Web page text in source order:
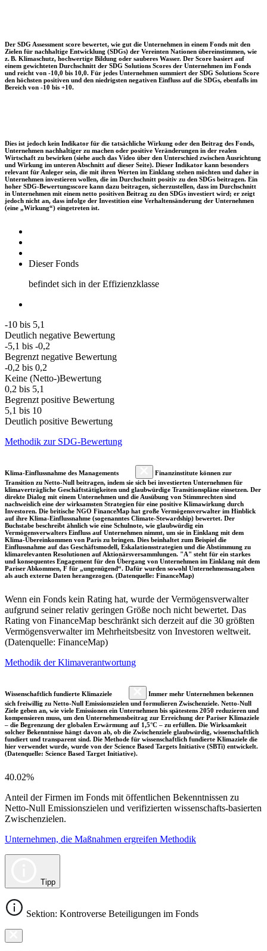
Der SDG Assessment score bewertet, wie gut die Unternehmen in einem Fonds mit den
Zielen für nachhaltige Entwicklung (SDGs) der Vereinten Nationen übereinstimmen, wie
z. B. Klimaschutz, hochwertige Bildung oder sauberes Wasser. Der Score basiert auf
einem gewichteten Durchschnitt der SDG Solutions Scores der Unternehmen im Fonds
und reicht von -10,0 bis 10,0. Für jedes Unternehmen summiert der SDG Solutions Score
den höchsten positiven und den niedrigsten negativen Einfluss auf die SDGs, ebenfalls im
Bereich von -10 bis +10.
Dies ist jedoch kein Indikator für die tatsächliche Wirkung oder den Beitrag des Fonds,
Unternehmen nachhaltiger zu machen oder positive Veränderungen in der realen
Wirtschaft zu bewirken (siehe auch das Video über den Unterschied zwischen Ausrichtung
und Wirkung im unteren Abschnitt auf dieser Seite). Dieser Indikator kann besonders
relevant für Anleger sein, die mit ihren Werten im Einklang stehen möchten und daher in
Unternehmen investieren wollen, die im Durchschnitt positiv zu den SDGs beitragen. Ein
hoher SDG-Bewertungsscore kann dazu beitragen, sicherzustellen, dass im Durchschnitt
in Unternehmen mit einem netto positiven Beitrag zu den SDGs investiert wird; er zeigt
jedoch nicht an, dass infolge der Investition eine Verhaltensänderung der Unternehmen
(eine „Wirkung“) eingetreten ist.
Dieser Fonds
befindet sich in der Effizienzklasse
-10 bis 5,1
Deutlich negative Bewertung
-5,1 bis -0,2
Begrenzt negative Bewertung
-0,2 bis 0,2
Keine (Netto-)Bewertung
0,2 bis 5,1
Begrenzt positive Bewertung
5,1 bis 10
Deutlich positive Bewertung
Methodik zur SDG-Bewertung
Klima-Einflussnahme des Managements
Finanzinstitute können zur
Transition zu Netto-Null beitragen, indem sie sich bei investierten Unternehmen für
klimaverträgliche Geschäftstätigkeiten und glaubwürdige Transitionspläne einsetzen. Der
direkte Dialog mit einem Unternehmen und die Ausübung von Stimmrechten sind
nachweislich eine der wirksamsten Strategien für eine positive Klimawirkung durch
Investoren. Die britische NGO FinanceMap hat große Vermögensverwalter im Hinblick
auf ihre Klima-Einflussnahme (sogenanntes Climate-Stewardship) bewertet. Der
Buchstabe beschreibt ähnlich wie eine Schulnote, wie glaubwürdig ein
Vermögensverwalters Einfluss auf Unternehmen nimmt, um sie in Einklang mit dem
Klima-Übereinkommen von Paris zu bringen. Dies beinhaltet zum Beispiel die
Einflussnahme auf das Geschäftsmodell, Eskalationsstrategien und die Abstimmung zu
klimarelevanten Resolutionen auf Aktionärsversammlungen. "A" steht für ein starkes
und konsequentes Engagement für den Übergang von Unternehmen im Einklang mit dem
Pariser Abkommen, F für „ungenügend“. Dafür wurden sowohl Unternehmensangaben
als auch externe Daten herangezogen. (Datenquelle: FinanceMap)
Wenn ein Fonds kein Rating hat, wurde der Vermögensverwalter
aufgrund seiner relativ geringen Größe noch nicht bewertet. Das
Rating von FinanceMap beschränkt sich derzeit auf die 30 größten
Vermögensverwalter im Mehrheitsbesitz von Investoren weltweit.
(Datenquelle: FinanceMap)
Methodik der Klimaverantwortung
Wissenschaftlich fundierte Klimaziele
Immer mehr Unternehmen bekennen
sich freiwillig zu Netto-Null Emissionszielen und formulieren Zwischenziele. Netto-Null
Ziele geben an, wie viele Emissionen ein Unternehmen bis spätestens 2050 reduzieren und
kompensieren muss, um den Unternehmensbeitrag zur Erreichung der Pariser Klimaziele
– die Begrenzung der globalen Erwärmung auf 1,5°C – zu erfüllen. Die Wirksamkeit
solcher Bekenntnisse hängt davon ab, ob die Zwischenziele glaubwürdig, wissenschaftlich
fundiert und transparent sind. Die Methode für wissenschaftlich fundierte Klimaziele die
hier verwendet wurde, wurde von der Science Based Targets Initiative (SBTi) entwickelt.
(Datenquelle: Science Based Target Initiative).
40.02%
Anteil der Firmen im Fonds mit öffentlichen Bekenntnissen zu
Netto-Null Emissionszielen und verifizierten wissenschafts-basierten
Zwischenzielen.
Unternehmen, die Maßnahmen ergreifen Methodik
Tipp
Sektion: Kontroverse Beteiligungen im Fonds